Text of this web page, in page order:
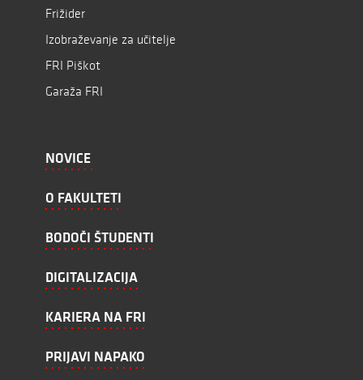
Frižider
Izobraževanje za učitelje
FRI Piškot
Garaža FRI
NOVICE
O FAKULTETI
BODOČI ŠTUDENTI
DIGITALIZACIJA
KARIERA NA FRI
PRIJAVI NAPAKO